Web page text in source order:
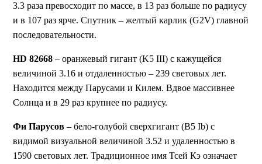
3.3 раза превосходит по массе, в 13 раз больше по радиусу
и в 107 раз ярче. Спутник – желтый карлик (G2V) главной
последовательности.
HD 82668 – оранжевый гигант (K5 III) с кажущейся
величиной 3.16 и отдаленностью – 239 световых лет.
Находится между Парусами и Килем. Вдвое массивнее
Солнца и в 29 раз крупнее по радиусу.
Фи Парусов – бело-голубой сверхгигант (B5 Ib) с
видимой визуальной величиной 3.52 и удаленностью в
1590 световых лет. Традиционное имя Тсей Кэ означает